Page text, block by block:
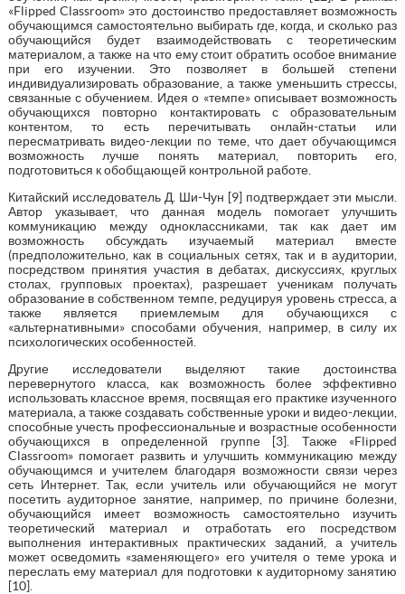
«Flipped Classroom» это достоинство предоставляет возможность
обучающимся самостоятельно выбирать где, когда, и сколько раз
обучающийся будет взаимодействовать с теоретическим
материалом, а также на что ему стоит обратить особое внимание
при его изучении. Это позволяет в большей степени
индивидуализировать образование, а также уменьшить стрессы,
связанные с обучением. Идея о «темпе» описывает возможность
обучающихся повторно контактировать с образовательным
контентом, то есть перечитывать онлайн-статьи или
пересматривать видео-лекции по теме, что дает обучающимся
возможность лучше понять материал, повторить его,
подготовиться к обобщающей контрольной работе.
Китайский исследователь Д. Ши-Чун [9] подтверждает эти мысли.
Автор указывает, что данная модель помогает улучшить
коммуникацию между одноклассниками, так как дает им
возможность обсуждать изучаемый материал вместе
(предположительно, как в социальных сетях, так и в аудитории,
посредством принятия участия в дебатах, дискуссиях, круглых
столах, групповых проектах), разрешает ученикам получать
образование в собственном темпе, редуцируя уровень стресса, а
также является приемлемым для обучающихся с
«альтернативными» способами обучения, например, в силу их
психологических особенностей.
Другие исследователи выделяют такие достоинства
перевернутого класса, как возможность более эффективно
использовать классное время, посвящая его практике изученного
материала, а также создавать собственные уроки и видео-лекции,
способные учесть профессиональные и возрастные особенности
обучающихся в определенной группе [3]. Также «Flipped
Classroom» помогает развить и улучшить коммуникацию между
обучающимся и учителем благодаря возможности связи через
сеть Интернет. Так, если учитель или обучающийся не могут
посетить аудиторное занятие, например, по причине болезни,
обучающийся имеет возможность самостоятельно изучить
теоретический материал и отработать его посредством
выполнения интерактивных практических заданий, а учитель
может осведомить «заменяющего» его учителя о теме урока и
переслать ему материал для подготовки к аудиторному занятию
[10].